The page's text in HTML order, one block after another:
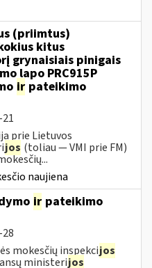
(priimtus)
kitus
grynaisiais pinigais
lapo PRC915P
ir pateikimo
prie Lietuvos
jos (toliau ― VMI prie FM)
naujiena
ir pateikimo
mokesčių inspekcijos
ministerijos